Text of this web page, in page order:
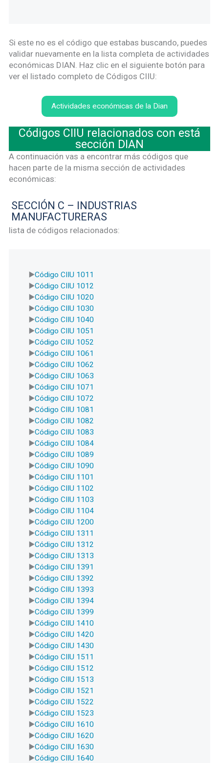
Si este no es el código que estabas buscando, puedes
validar nuevamente en la lista completa de actividades
económicas DIAN. Haz clic en el siguiente botón para
ver el listado completo de Códigos CIIU:
Actividades económicas de la Dian
Códigos CIIU relacionados con está
sección DIAN
A continuación vas a encontrar más códigos que
hacen parte de la misma sección de actividades
económicas:
SECCIÓN C – INDUSTRIAS
MANUFACTURERAS
lista de códigos relacionados:
Código CIIU 1011
Código CIIU 1012
Código CIIU 1020
Código CIIU 1030
Código CIIU 1040
Código CIIU 1051
Código CIIU 1052
Código CIIU 1061
Código CIIU 1062
Código CIIU 1063
Código CIIU 1071
Código CIIU 1072
Código CIIU 1081
Código CIIU 1082
Código CIIU 1083
Código CIIU 1084
Código CIIU 1089
Código CIIU 1090
Código CIIU 1101
Código CIIU 1102
Código CIIU 1103
Código CIIU 1104
Código CIIU 1200
Código CIIU 1311
Código CIIU 1312
Código CIIU 1313
Código CIIU 1391
Código CIIU 1392
Código CIIU 1393
Código CIIU 1394
Código CIIU 1399
Código CIIU 1410
Código CIIU 1420
Código CIIU 1430
Código CIIU 1511
Código CIIU 1512
Código CIIU 1513
Código CIIU 1521
Código CIIU 1522
Código CIIU 1523
Código CIIU 1610
Código CIIU 1620
Código CIIU 1630
Código CIIU 1640